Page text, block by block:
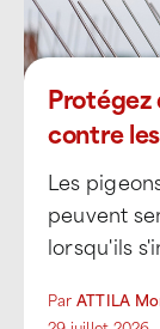
contre
Les
peuvent
lorsqu'ils
véritable
Par ATTILA